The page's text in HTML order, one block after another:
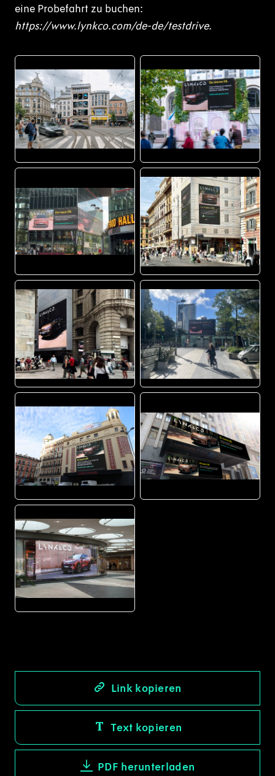
eine Probefahrt zu buchen:
https://www.lynkco.com/de-de/testdrive.
JPG JPG
JPG
JPG JPEG
JPG
JPG
Link kopieren
Text kopieren
PDF herunterladen